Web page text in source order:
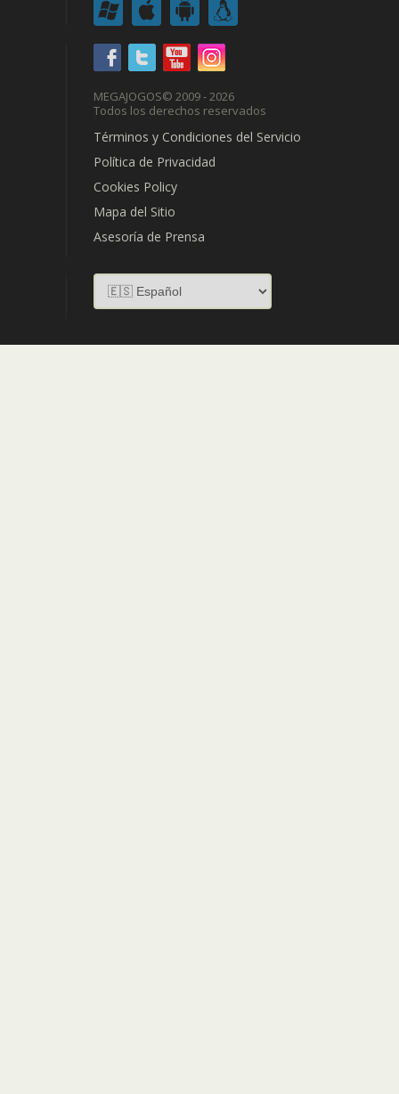
MEGAJOGOS© 2009 - 2026
Todos los derechos reservados
Términos y Condiciones del Servicio
Política de Privacidad
Cookies Policy
Mapa del Sitio
Asesoría de Prensa